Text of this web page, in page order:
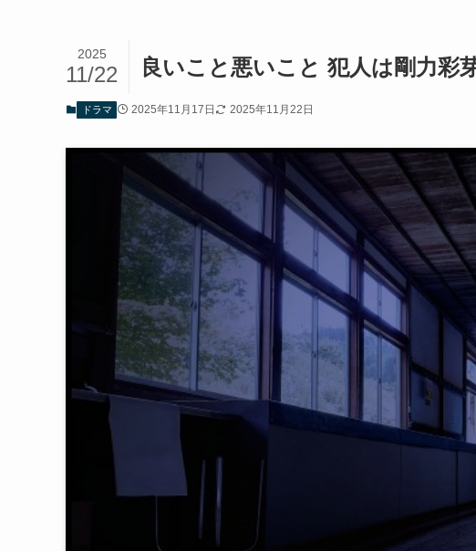
良いこと悪いこと 犯人は剛力彩
2025
11/22
ドラマ 2025年11月17日 2025年11月22日